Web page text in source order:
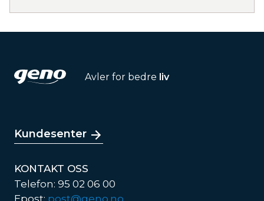
Avler for bedre liv
Kundesenter
KONTAKT OSS
Telefon: 95 02 06 00